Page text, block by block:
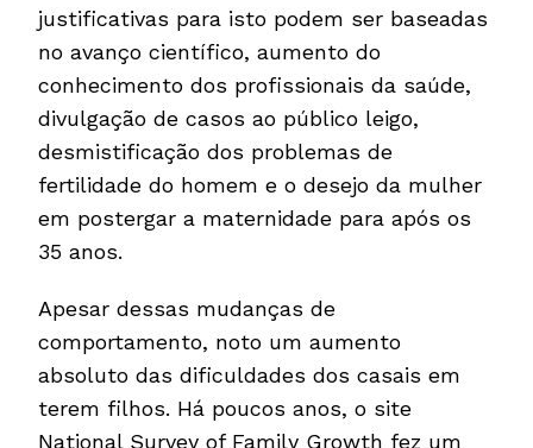
justificativas para isto podem ser baseadas
no avanço científico, aumento do
conhecimento dos profissionais da saúde,
divulgação de casos ao público leigo,
desmistificação dos problemas de
fertilidade do homem e o desejo da mulher
em postergar a maternidade para após os
35 anos.
Apesar dessas mudanças de
comportamento, noto um aumento
absoluto das dificuldades dos casais em
terem filhos. Há poucos anos, o site
National Survey of Family Growth fez um